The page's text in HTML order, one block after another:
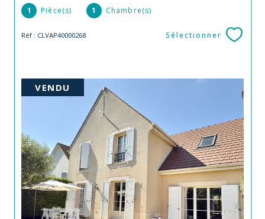
1 Pièce(s) 1 Chambre(s)
Réf : CLVAP40000268 Sélectionner
VENDU